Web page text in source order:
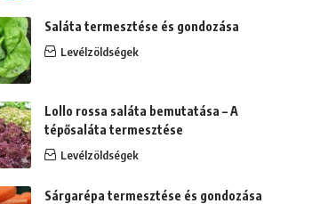
Saláta termesztése és gondozása
Levélzöldségek
Lollo rossa saláta bemutatása – A
tépősaláta termesztése
Levélzöldségek
Sárgarépa termesztése és gondozása